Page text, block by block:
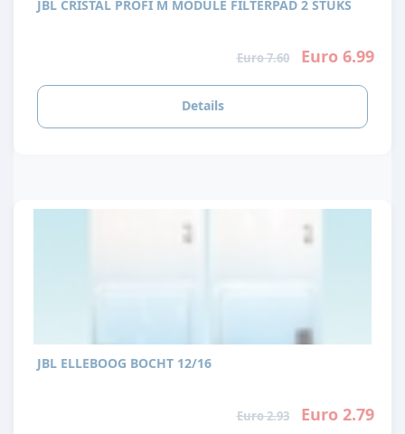
JBL CRISTAL PROFI M MODULE FILTERPAD 2 STUKS
Euro 7.60 Euro 6.99
Details
JBL ELLEBOOG BOCHT 12/16
Euro 2.93 Euro 2.79